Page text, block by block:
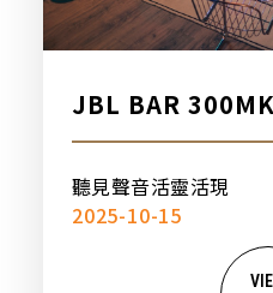
JBL BAR
條型音響，新品
聽見聲音活靈活現
2025-10-15